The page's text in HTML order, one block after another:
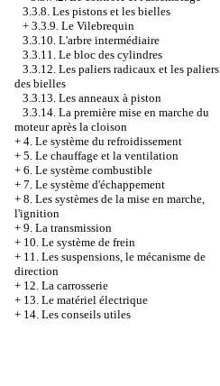
3.3.8. Les pistons et les bielles
+ 3.3.9. Le Vilebrequin
3.3.10. L'arbre intermédiaire
3.3.11. Le bloc des cylindres
3.3.12. Les paliers radicaux et les paliers
des bielles
3.3.13. Les anneaux à piston
3.3.14. La première mise en marche du
moteur après la cloison
+ 4. Le système du refroidissement
+ 5. Le chauffage et la ventilation
+ 6. Le système combustible
+ 7. Le système d'échappement
+ 8. Les systèmes de la mise en marche,
l'ignition
+ 9. La transmission
+ 10. Le système de frein
+ 11. Les suspensions, le mécanisme de
direction
+ 12. La carrosserie
+ 13. Le matériel électrique
+ 14. Les conseils utiles